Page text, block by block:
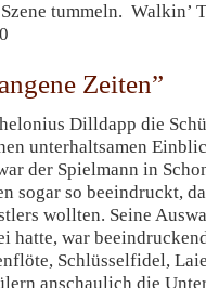
tummeln. Walkin’
Zeiten”
Dilldapp die
unterhaltsamen
der Spielmann in
sogar so beeindruckt,
wollten. Seine
hatte, war
Schlüsselfidel,
anschaulich die